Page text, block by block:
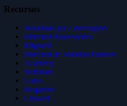
Recursos
Solucions per a developers
Directori d'assessories
Migració
Directori de Solution Partners
Academy
Webinars
Guies
Magazine
Glossari